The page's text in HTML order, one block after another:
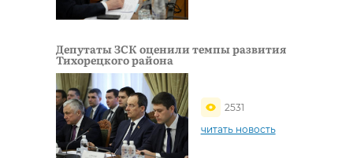
Депутаты ЗСК оценили темпы развития
Тихорецкого района
2531
читать новость